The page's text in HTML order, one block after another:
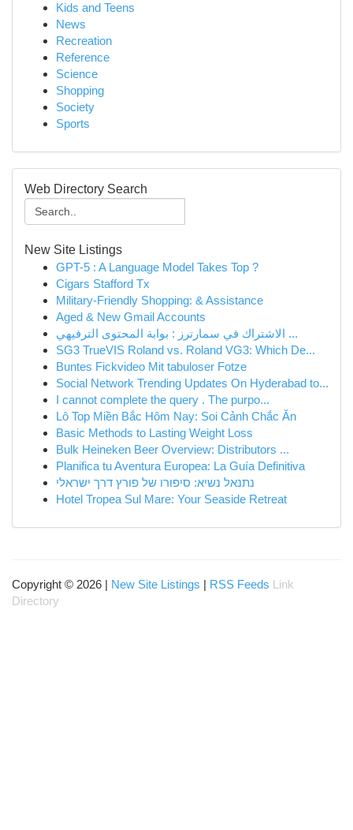
Kids and Teens
News
Recreation
Reference
Science
Shopping
Society
Sports
Web Directory Search
New Site Listings
GPT-5 : A Language Model Takes Top ?
Cigars Stafford Tx
Military-Friendly Shopping: & Assistance
Aged & New Gmail Accounts
الاشتراك في سمارترز : بوابة المحتوى الترفيهي ...
SG3 TrueVIS Roland vs. Roland VG3: Which De...
Buntes Fickvideo Mit tabuloser Fotze
Social Network Trending Updates On Hyderabad to...
I cannot complete the query . The purpo...
Lô Top Miền Bắc Hôm Nay: Soi Cảnh Chắc Ăn
Basic Methods to Lasting Weight Loss
Bulk Heineken Beer Overview: Distributors ...
Planifica tu Aventura Europea: La Guía Definitiva
נתנאל נשיא: סיפורו של פורץ דרך ישראלי
Hotel Tropea Sul Mare: Your Seaside Retreat
Copyright © 2026 | New Site Listings | RSS Feeds Link
Directory